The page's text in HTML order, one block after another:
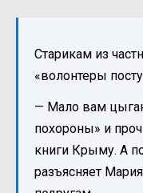
Старикам из
«волонтеры
— Мало вам
похороны» и
книги Крыму. А
разъясняет